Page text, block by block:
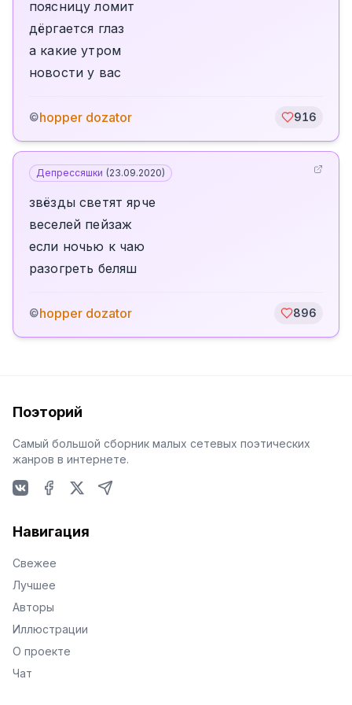
поясницу ломит
дёргается глаз
а какие утром
новости у вас
©hopper dozator 916
Депрессяшки (23.09.2020)
звёзды светят ярче
веселей пейзаж
если ночью к чаю
разогреть беляш
©hopper dozator 896
Поэторий
Самый большой сборник малых сетевых поэтических
жанров в интернете.
Навигация
Свежее
Лучшее
Авторы
Иллюстрации
О проекте
Чат